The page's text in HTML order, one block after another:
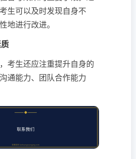
生可以及时发现自身不
地进行改进。
考生还应注重提升自身的
通能力、团队合作能力